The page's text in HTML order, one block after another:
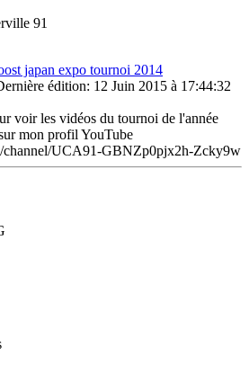
91
japan expo tournoi 2014
édition: 12 Juin 2015 à 17:44:32
voir les vidéos du tournoi de l'année
mon profil YouTube
channel/UCA91-GBNZp0pjx2h-Zcky9w